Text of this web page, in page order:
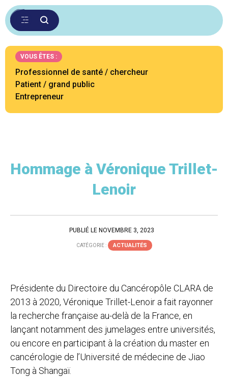
VOUS ÊTES :
Professionnel de santé / chercheur
Patient / grand public
Entrepreneur
Hommage à Véronique Trillet-
Lenoir
PUBLIÉ LE NOVEMBRE 3, 2023
CATÉGORIE : ACTUALITÉS
Présidente du Directoire du Cancéropôle CLARA de
2013 à 2020, Véronique Trillet-Lenoir a fait rayonner
la recherche française au-delà de la France, en
lançant notamment des jumelages entre universités,
ou encore en participant à la création du master en
cancérologie de l’Université de médecine de Jiao
Tong à Shangaï.